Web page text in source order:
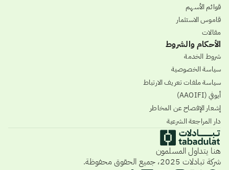
قوائم الأسهم
قاموس الاستثمار
مقالات
الأحكام والشروط
شروط الخدمة
سياسة الخصوصية
سياسة ملفات تعريف الارتباط
أيوفي (AAOIFI)
إشعار الإفصاح عن المخاطر
دار المراجعة الشرعية
هنا يتداول المسلمون
شركة تبادلات 2025، جميع الحقوق محفوظة.